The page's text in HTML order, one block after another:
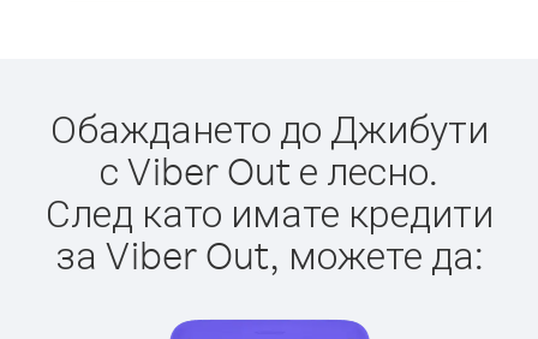
Обаждането до Джибути
с Viber Out е лесно.
След като имате кредити
за Viber Out, можете да: